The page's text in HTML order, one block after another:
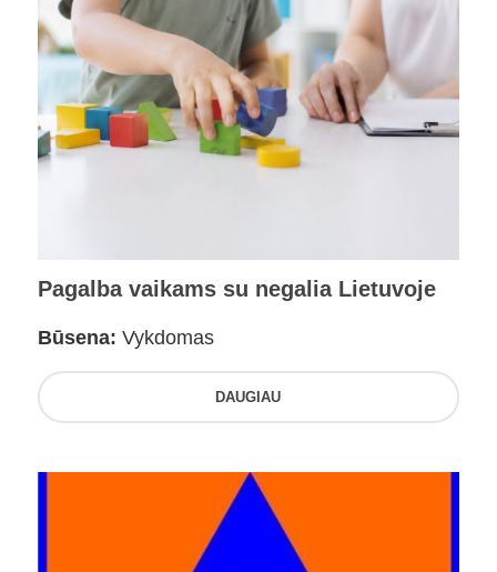
Pagalba vaikams su negalia Lietuvoje
Būsena: Vykdomas
DAUGIAU